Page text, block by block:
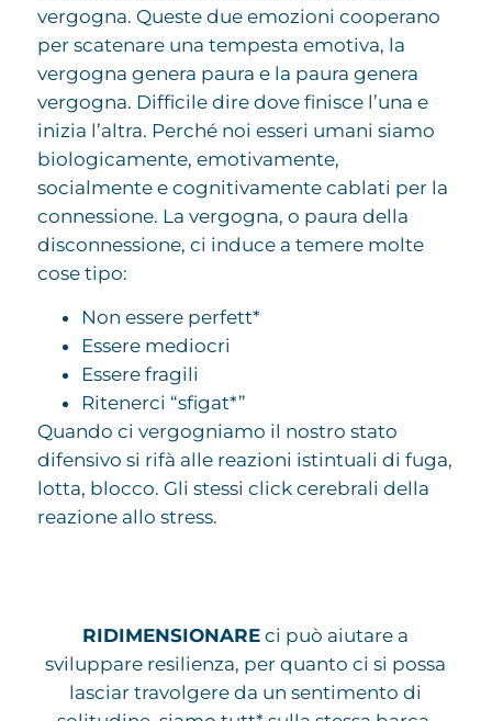
vergogna. Queste due emozioni cooperano
per scatenare una tempesta emotiva, la
vergogna genera paura e la paura genera
vergogna. Difficile dire dove finisce l’una e
inizia l’altra. Perché noi esseri umani siamo
biologicamente, emotivamente,
socialmente e cognitivamente cablati per la
connessione. La vergogna, o paura della
disconnessione, ci induce a temere molte
cose tipo:
Non essere perfett*
Essere mediocri
Essere fragili
Ritenerci “sfigat*”
Quando ci vergogniamo il nostro stato
difensivo si rifà alle reazioni istintuali di fuga,
lotta, blocco. Gli stessi click cerebrali della
reazione allo stress.
RIDIMENSIONARE ci può aiutare a
sviluppare resilienza, per quanto ci si possa
lasciar travolgere da un sentimento di